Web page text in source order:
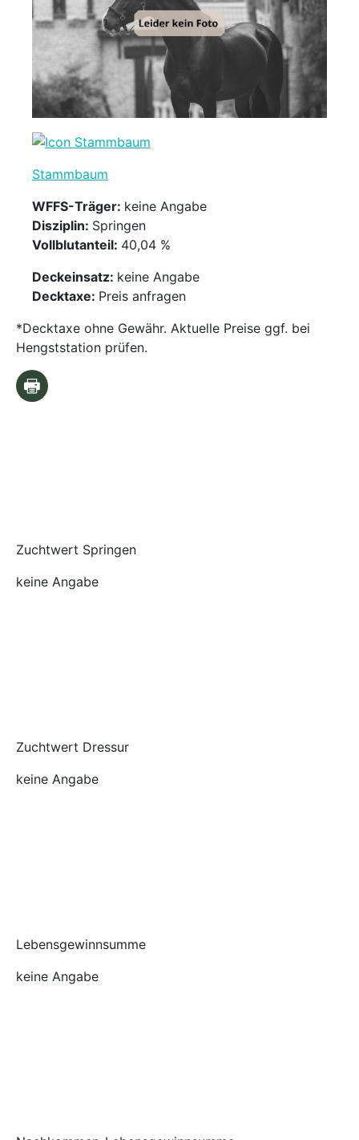
Stammbaum
WFFS-Träger: keine Angabe
Disziplin: Springen
Vollblutanteil: 40,04 %
Deckeinsatz: keine Angabe
Decktaxe: Preis anfragen
*Decktaxe ohne Gewähr. Aktuelle Preise ggf. bei
Hengststation prüfen.
Zuchtwert Springen
keine Angabe
Zuchtwert Dressur
keine Angabe
Lebensgewinnsumme
keine Angabe